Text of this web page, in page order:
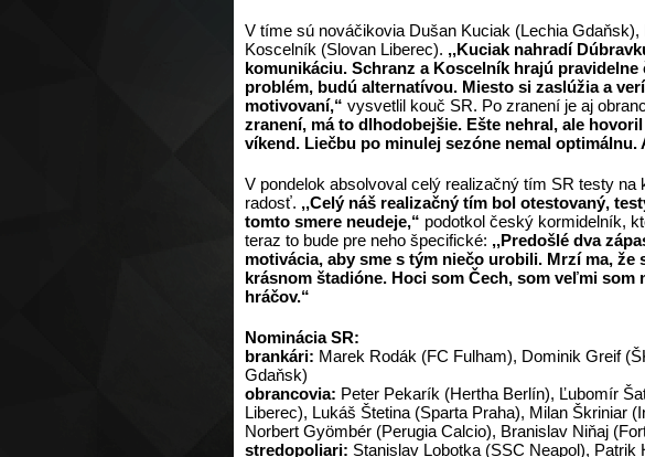
V tíme sú nováčikovia Dušan Kuciak (Lechia
Koscelník (Slovan Liberec). ,,Kuciak nahradí
komunikáciu. Schranz a Koscelník hrajú
problém, budú alternatívou. Miesto si zaslúžia a
motivovaní,“ vysvetlil kouč SR. Po zranení je aj
zranení, má to dlhodobejšie. Ešte nehral, ale
víkend. Liečbu po minulej sezóne nemal optimálnu.
V pondelok absolvoval celý realizačný tím SR testy na
radosť. ,,Celý náš realizačný tím bol otestovaný,
tomto smere neudeje,“ podotkol český kormidelník,
teraz to bude pre neho špecifické: ,,Predošlé dva
motivácia, aby sme s tým niečo urobili. Mrzí ma,
krásnom štadióne. Hoci som Čech, som veľmi som
hráčov.“
Nominácia SR:
brankári: Marek Rodák (FC Fulham), Dominik Greif
Gdaňsk)
obrancovia: Peter Pekarík (Hertha Berlín), Ľubomír
Liberec), Lukáš Štetina (Sparta Praha), Milan Škriniar
Norbert Gyömbér (Perugia Calcio), Branislav Niňaj
stredopoliari: Stanislav Lobotka (SSC Neapol),